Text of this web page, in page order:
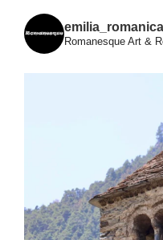
emilia_romanica
Romanesque Art &